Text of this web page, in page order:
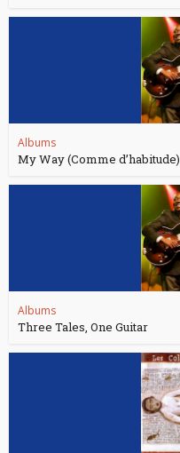
Albums
My Way (Comme d’habitude)
Albums
Three Tales, One Guitar